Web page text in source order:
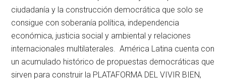
ciudadanía y la construcción democrática que solo se
consigue con soberanía política, independencia
económica, justicia social y ambiental y relaciones
internacionales multilaterales. América Latina cuenta con
un acumulado histórico de propuestas democráticas que
sirven para construir la PLATAFORMA DEL VIVIR BIEN,